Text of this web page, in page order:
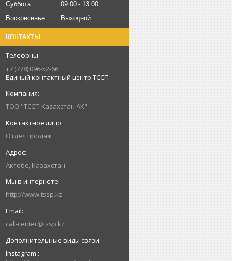
Суббота
09:00
13:00
Воскресенье
Выходной
КОНТАКТЫ
+7 (778) 096-52-66
Единый контактный центр ТССП
ТОО "ТССП Казахстан-АК"
Отдел продаж
Актобе, Казахстан
http://www.tssp.kz
call-center@tssp.kz
Instagram